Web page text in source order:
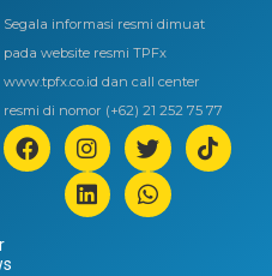
Segala informasi resmi dimuat
pada website resmi TPFx
www.tpfx.co.id dan call center
resmi di nomor (+62) 21 252 75 77